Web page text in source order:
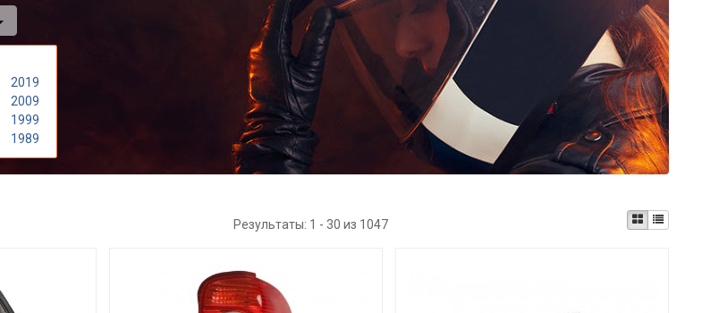
2019
2009
1999
1989
Результаты: 1 - 30 из 1047